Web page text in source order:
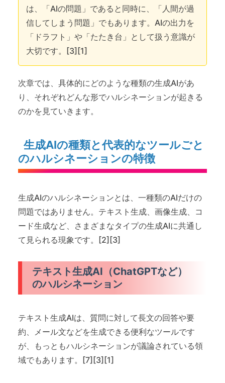
は、「AIの問題」であると同時に、「人間が過
信してしまう問題」でもあります。AIの出力を
「ドラフト」や「たたき台」として扱う意識が
大切です。[3][1]
次章では、具体的にどのような種類の生成AIがあ
り、それぞれどんな形でハルシネーションが起きる
のかを見ていきます。
生成AIの種類と代表的なツールごと
のハルシネーションの特徴
生成AIのハルシネーションとは、一種類のAIだけの
問題ではありません。テキスト生成、画像生成、コ
ード生成など、さまざまなタイプの生成AIに共通し
て見られる現象です。[2][3]
テキスト生成AI（ChatGPTなど）
のハルシネーション
テキスト生成AIは、質問に対して長文の回答や要
約、メール文などを生成できる便利なツールです
が、もっともハルシネーションが議論されている領
域でもあります。[7][3][1]